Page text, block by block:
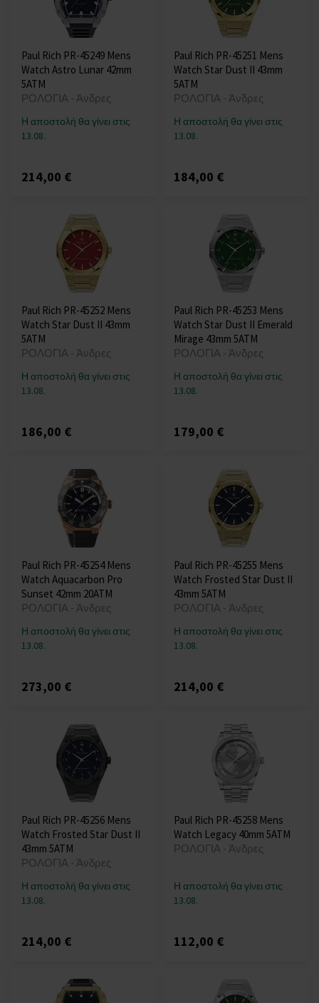
Paul Rich PR-45249 Mens
Watch Astro Lunar 42mm
5ATM
ΡΟΛΟΓΙΑ - Άνδρες
Η αποστολή θα γίνει στις
13.08.
214,00 €
Paul Rich PR-45251 Mens
Watch Star Dust II 43mm
5ATM
ΡΟΛΟΓΙΑ - Άνδρες
Η αποστολή θα γίνει στις
13.08.
184,00 €
Paul Rich PR-45252 Mens
Watch Star Dust II 43mm
5ATM
ΡΟΛΟΓΙΑ - Άνδρες
Η αποστολή θα γίνει στις
13.08.
186,00 €
Paul Rich PR-45253 Mens
Watch Star Dust II Emerald
Mirage 43mm 5ATM
ΡΟΛΟΓΙΑ - Άνδρες
Η αποστολή θα γίνει στις
13.08.
179,00 €
Paul Rich PR-45254 Mens
Watch Aquacarbon Pro
Sunset 42mm 20ATM
ΡΟΛΟΓΙΑ - Άνδρες
Η αποστολή θα γίνει στις
13.08.
273,00 €
Paul Rich PR-45255 Mens
Watch Frosted Star Dust II
43mm 5ATM
ΡΟΛΟΓΙΑ - Άνδρες
Η αποστολή θα γίνει στις
13.08.
214,00 €
Paul Rich PR-45256 Mens
Watch Frosted Star Dust II
43mm 5ATM
ΡΟΛΟΓΙΑ - Άνδρες
Η αποστολή θα γίνει στις
13.08.
214,00 €
Paul Rich PR-45258 Mens
Watch Legacy 40mm 5ATM
ΡΟΛΟΓΙΑ - Άνδρες
Η αποστολή θα γίνει στις
13.08.
112,00 €